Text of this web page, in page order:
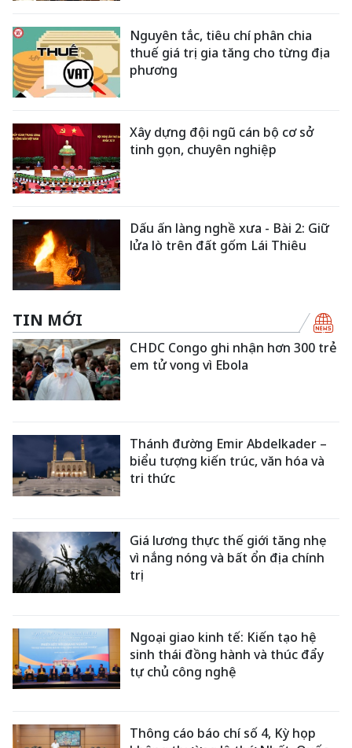
Nguyên tắc, tiêu chí phân chia
thuế giá trị gia tăng cho từng địa
phương
Xây dựng đội ngũ cán bộ cơ sở
tinh gọn, chuyên nghiệp
Dấu ấn làng nghề xưa - Bài 2: Giữ
lửa lò trên đất gốm Lái Thiêu
TIN MỚI
CHDC Congo ghi nhận hơn 300 trẻ
em tử vong vì Ebola
Thánh đường Emir Abdelkader –
biểu tượng kiến trúc, văn hóa và
tri thức
Giá lương thực thế giới tăng nhẹ
vì nắng nóng và bất ổn địa chính
trị
Ngoại giao kinh tế: Kiến tạo hệ
sinh thái đồng hành và thúc đẩy
tự chủ công nghệ
Thông cáo báo chí số 4, Kỳ họp